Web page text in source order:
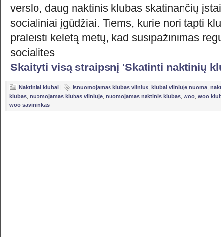
verslo, daug naktinis klubas skatinančių
socialiniai įgūdžiai. Tiems, kurie nori tapti
praleisti keletą metų, kad susipažinimas
socialites
Skaityti visą straipsnį 'Skatinti naktinių
Naktiniai klubai | isnuomojamas klubas vilnius klubai vilniuje nuoma
klubas nuomojamas klubas vilniuje nuomojamas naktinis klubas woo woo
woo savininkas